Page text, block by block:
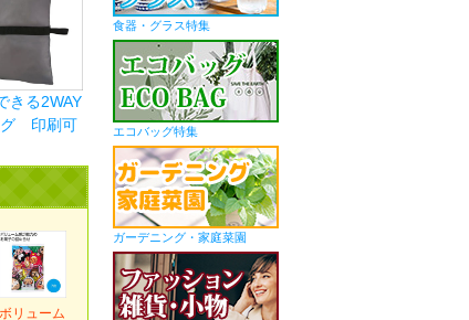
きる2WAY
グ 印刷可
ボリューム
食器・グラス特集
エコバッグ特集
ガーデニング・家庭菜園